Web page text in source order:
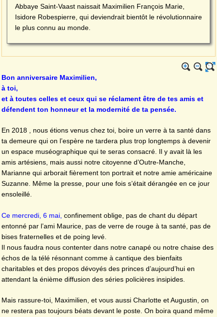
Abbaye Saint-Vaast naissait Maximilien François Marie,
Isidore Robespierre, qui deviendrait bientôt le révolutionnaire
le plus connu au monde.
Bon anniversaire Maximilien,
à toi,
et à toutes celles et ceux qui se réclament être de tes amis et
défendent ton honneur et la modernité de ta pensée.
En 2018 , nous étions venus chez toi, boire un verre à ta santé dans
ta demeure qui on l’espère ne tardera plus trop longtemps à devenir
un espace muséographique qui te seras consacré. Il y avait là les
amis artésiens, mais aussi notre citoyenne d’Outre-Manche,
Marianne qui arborait fièrement ton portrait et notre amie américaine
Suzanne. Même la presse, pour une fois s’était dérangée en ce jour
ensoleillé.
Ce mercredi, 6 mai, confinement oblige, pas de chant du départ
entonné par l’ami Maurice, pas de verre de rouge à ta santé, pas de
bises fraternelles et de poing levé.
Il nous faudra nous contenter dans notre canapé ou notre chaise des
échos de la télé résonnant comme à cantique des bienfaits
charitables et des propos dévoyés des princes d’aujourd’hui en
attendant la énième diffusion des séries policières insipides.
Mais rassure-toi, Maximilien, et vous aussi Charlotte et Augustin, on
ne restera pas toujours béats devant le poste. On boira quand même